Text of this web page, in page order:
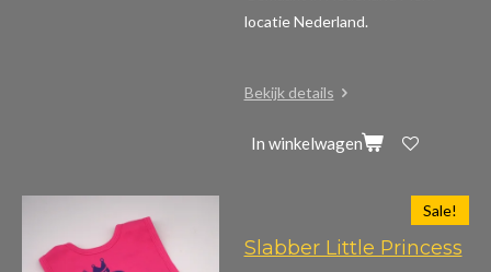
locatie Nederland.
Bekijk details
In winkelwagen
Sale!
Slabber Little Princess